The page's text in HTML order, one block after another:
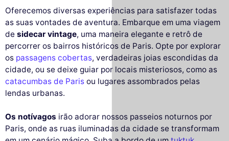
Oferecemos diversas experiências para satisfazer todas
as suas vontades de aventura. Embarque em uma viagem
de sidecar vintage, uma maneira elegante e retrô de
percorrer os bairros históricos de Paris. Opte por explorar
os passagens cobertas, verdadeiras joias escondidas da
cidade, ou se deixe guiar por locais misteriosos, como as
catacumbas de Paris ou lugares assombrados pelas
lendas urbanas.
Os notívagos irão adorar nossos passeios noturnos por
Paris, onde as ruas iluminadas da cidade se transformam